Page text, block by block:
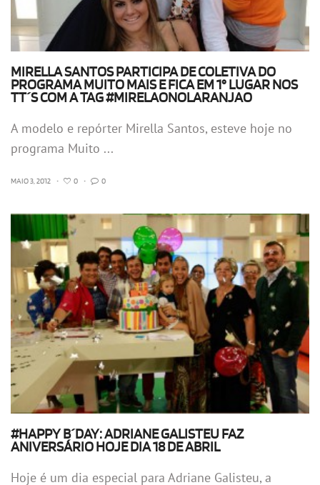
MIRELLA SANTOS PARTICIPA DE COLETIVA DO
PROGRAMA MUITO MAIS E FICA EM 1° LUGAR NOS
TT´S COM A TAG #MIRELAONOLARANJAO
A modelo e repórter Mirella Santos, esteve hoje no
programa Muito ...
MAIO 3, 2012 • 0 • 0
#HAPPY B´DAY: ADRIANE GALISTEU FAZ
ANIVERSÁRIO HOJE DIA 18 DE ABRIL
Hoje é um dia especial para Adriane Galisteu, a